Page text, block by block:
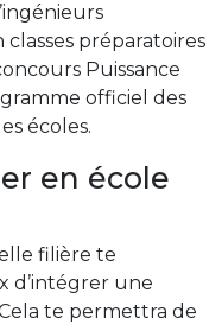
préparatoires
Puissance
officiel des
écoles.
en école
filière te
d’intégrer une
te permettra de